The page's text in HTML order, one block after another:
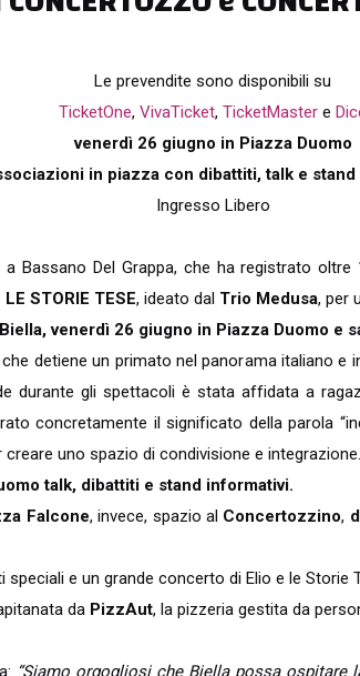
Le prevendite sono disponibili su
TicketOne, VivaTicket, TicketMaster e
venerdì 26 giugno in Piazza Duomo
in piazza con dibattiti, talk e
Ingresso Libero
Bassano Del Grappa, che ha registrato
LE STORIE TESE, ideato dal Trio Medusa, per
Biella, venerdì 26 giugno in Piazza Duomo e
che detiene un primato nel panorama italiano
durante gli spettacoli è stata affidata a
concretamente il significato della parola
uno spazio di condivisione e integrazione.
talk, dibattiti e stand informativi.
Falcone, invece, spazio al Concertozzino,
e un grande concerto di Elio e le Storie
da PizzAut, la pizzeria gestita da
“Siamo orgogliosi che Biella possa ospitare